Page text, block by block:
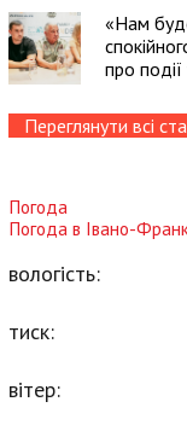
«Нам
про події
Переглянути всі
Погода
Погода в Івано-
вологість:
тиск:
вітер: